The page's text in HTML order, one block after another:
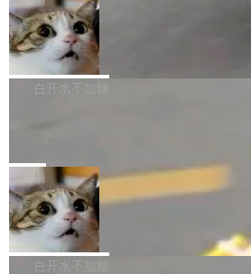
l 迁移或唤醒时，新宿主从 S3 恢复
库继续执行。存储库是持久化的唯一真相...
te 17 Pro、OPPO K15，要么是vivo
样的次旗舰。 Galaxy Z Fold8 Ultra / Z
Z Flip8三款折叠屏新机均在7月22日发布
部搭载骁龙8 Elite Gen5 for Galaxy，它
本控制系统。目前处于 Early Access 阶
ltaDB 的核心思路直接写在 landing page
眼的位置：「Software is made between
mits」——软件是在 commit 之间写出来
是把这段空隙补上。 回退到任何一次编辑
aDB 捕获 commit 之间的每一次操作，...
SpaceXAI 单季资本开支达 183 亿美元
根据风险投资人Tomer Tunguz 博客（VC
析）披露的最新分析与第二季度业绩报告
微软同期总资本开支的四成。 与亚马逊、
bet、微软以及 Meta 等传统科技巨头相比
ceXAI的资金消耗速度尤为引人瞩目。然而
撑庞大支出的资金来源却呈现出截然不同
貌。数据显示，微软和 Meta 主要依托充
白开水不加糖
一个在终端里运行的编程 agent；Muse
1.2，驱动这个 agent 的新模型。一句话概
你可以用 curl -fsSL https://dev.meta.ai/
sh | bash 安装一个能在大项目里自动规
代码、验证结果的 AI 终端工具。 据介绍
局
美团开源 LoHoSearch，用知识图谱校
准 AI 能力认知
机器出题的前提，是让机器拥有全局视野
构建流程可以分为四个环节：建图 → 控制
白开水不加糖